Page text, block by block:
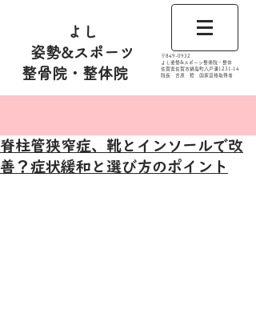
よし
姿勢&スポーツ
整骨院・整体院
​〒849-0932
よし姿勢&スポーツ整骨院・整体
佐賀県佐賀市鍋島町八戸溝1231‐14
​​院長 吉原 稔​ 国家資格取得者
脊柱管狭窄症、靴とインソールで改
善？症状緩和と選び方のポイント